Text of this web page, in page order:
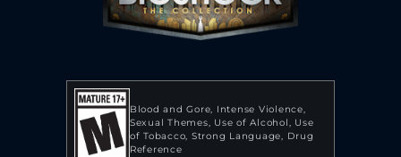
Blood and Gore Intense Violence
Sexual Themes
Use of Alcohol
Use
of Tobacco Strong Language
Drug
Reference